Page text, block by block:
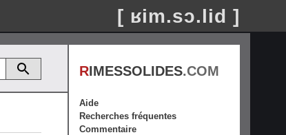
[ ʁim.sɔ.lid ]
RIMESSOLIDES.COM
Aide
Recherches fréquentes
Commentaire